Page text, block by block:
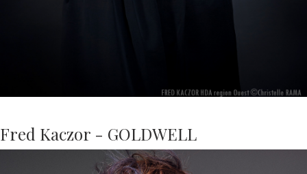
Fred Kaczor - GOLDWELL